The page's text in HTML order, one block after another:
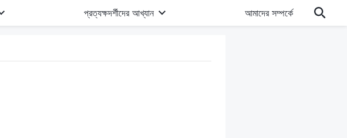
প্রত্যক্ষদর্শীদের আখ্যান আমাদের সম্পর্কে